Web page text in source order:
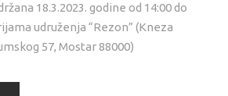
18.3.2023. godine od 14:00 do
udruženja “Rezon” (Kneza
57, Mostar 88000)